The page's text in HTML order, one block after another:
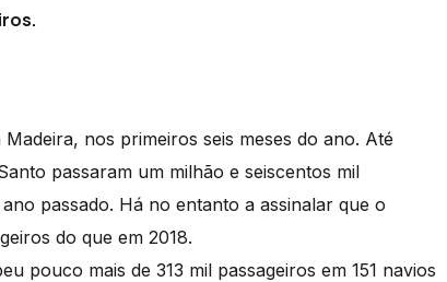
nos primeiros seis meses do ano. Até
passaram um milhão e seiscentos mil
passado. Há no entanto a assinalar que o
do que em 2018.
pouco mais de 313 mil passageiros em 151 navios